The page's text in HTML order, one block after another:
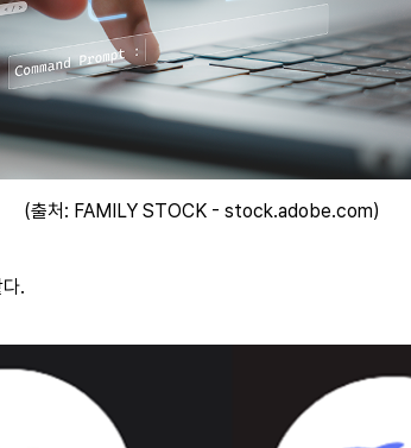
(출처: FAMILY STOCK - stock.adobe.com)
.